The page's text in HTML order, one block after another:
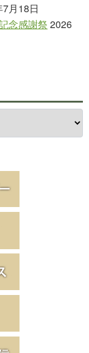
月18日
念感謝祭 2026